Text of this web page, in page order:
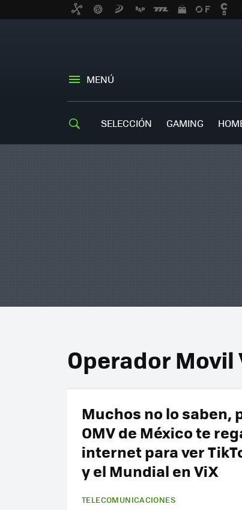
MENÚ
SELECCIÓN GAMING
Operador
Muchos no lo saben,
OMV de México te
internet para ver
y el Mundial en ViX
TELECOMUNICACIONES